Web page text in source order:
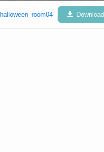
halloween_room04 Download